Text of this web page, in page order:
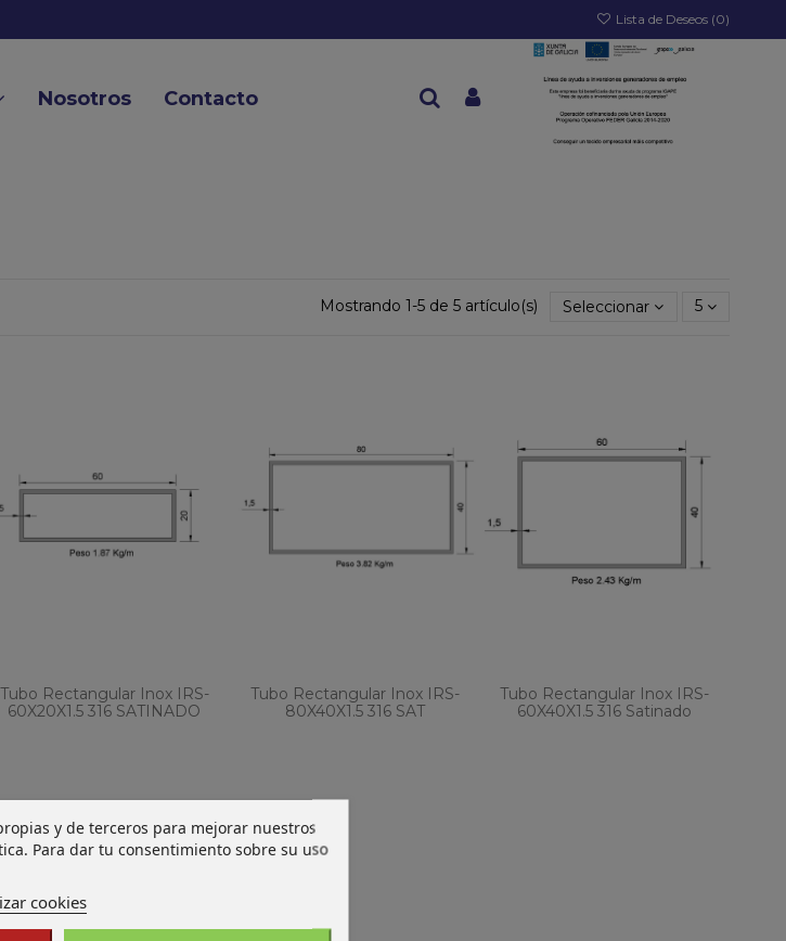
Lista de Deseos (0)
Nosotros Contacto
Mostrando 1-5 de 5 artículo(s) Seleccionar 5
Tubo Rectangular Inox IRS-
60X20X1.5 316 SATINADO
Tubo Rectangular Inox IRS-
80X40X1.5 316 SAT
Tubo Rectangular Inox IRS-
60X40X1.5 316 Satinado
y de terceros para mejorar nuestros
Para dar tu consentimiento sobre su uso
cookies